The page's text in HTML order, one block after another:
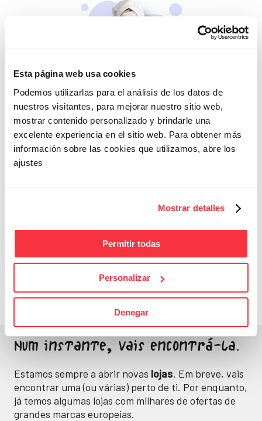
Esta página web usa cookies
Podemos utilizarlas para el análisis de los datos de
nuestros visitantes, para mejorar nuestro sitio web,
mostrar contenido personalizado y brindarle una
excelente experiencia en el sitio web. Para obtener más
información sobre las cookies que utilizamos, abre los
ajustes
Mostrar detalles
Permitir todas
Personalizar
Denegar
Beleza
Se não cuidares de ti
mesma, quem cuidará?
Fitness
Energia e bem-estar
para o teu dia a dia.
Num instante, vais encontrá-la.
Estamos sempre a abrir novas lojas. Em breve, vais
encontrar uma (ou várias) perto de ti. Por enquanto,
já temos algumas lojas com milhares de ofertas de
grandes marcas europeias.